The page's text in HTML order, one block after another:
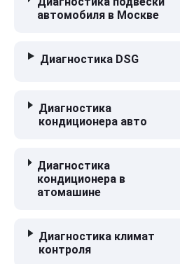
автомобиля в Москве
Диагностика DSG
Диагностика
кондиционера авто
Диагностика
кондиционера в
атомашине
Диагностика климат
контроля